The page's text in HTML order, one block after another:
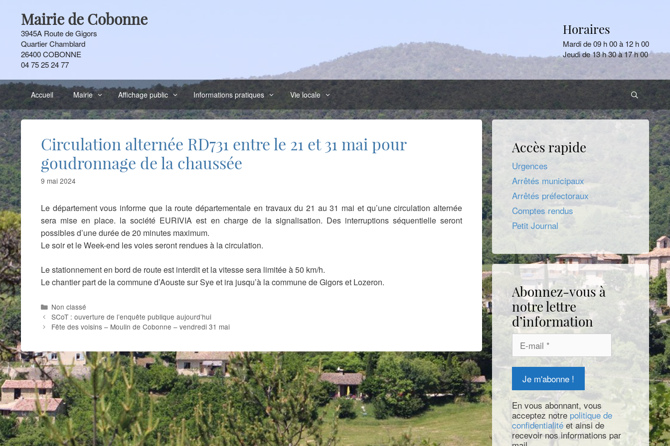
contenu
Mairie de Cobonne
3945A Route de Gigors
Quartier Chamblard
26400 COBONNE
04 75 25 24 77
Horaires
Mardi de 09 h 00 à 12 h 00
Jeudi de 13 h 30 à 17 h 00
Accueil Mairie Affichage public Informations pratiques Vie locale
Circulation alternée RD731 entre le 21 et 31 mai pour
goudronnage de la chaussée
9 mai 2024
Le département vous informe que la route départementale en travaux du 21 au 31 mai et qu’une circulation alternée
sera mise en place. la société EURIVIA est en charge de la signalisation. Des interruptions séquentielle seront
possibles d’une durée de 20 minutes maximum.
Le soir et le Week-end les voies seront rendues à la circulation.
Le stationnement en bord de route est interdit et la vitesse sera limitée à 50 km/h.
Le chantier part de la commune d’Aouste sur Sye et ira jusqu’à la commune de Gigors et Lozeron.
Catégories
Non classé
SCoT : ouverture de l’enquête publique aujourd’hui
Fête des voisins – Moulin de Cobonne – vendredi 31 mai
Accès rapide
Urgences
Arrêtés municipaux
Arrêtés préfectoraux
Comptes rendus
Petit Journal
Abonnez-vous à
notre lettre
d’information
En vous abonnant, vous
acceptez notre politique de
confidentialité et ainsi de
recevoir nos informations par